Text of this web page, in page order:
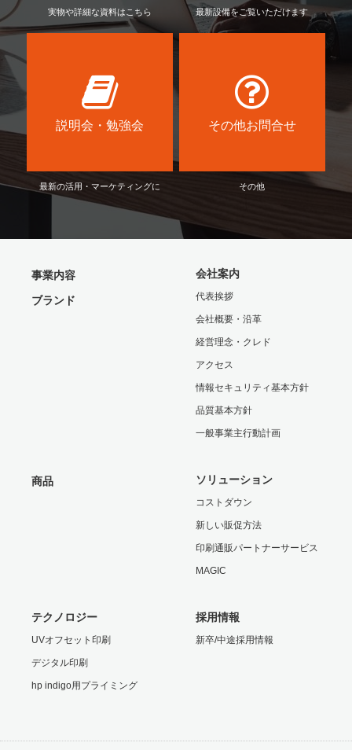
実物や詳細な資料はこちら 最新設備をご覧いただけます
説明会・勉強会
最新の活用・マーケティングに
その他お問合せ
その他
事業内容
ブランド
会社案内
代表挨拶
会社概要・沿革
経営理念・クレド
アクセス
情報セキュリティ基本方針
品質基本方針
一般事業主行動計画
商品 ソリューション
コストダウン
新しい販促方法
印刷通販パートナーサービス
MAGIC
テクノロジー
UVオフセット印刷
デジタル印刷
hp indigo用プライミング
採用情報
新卒/中途採用情報